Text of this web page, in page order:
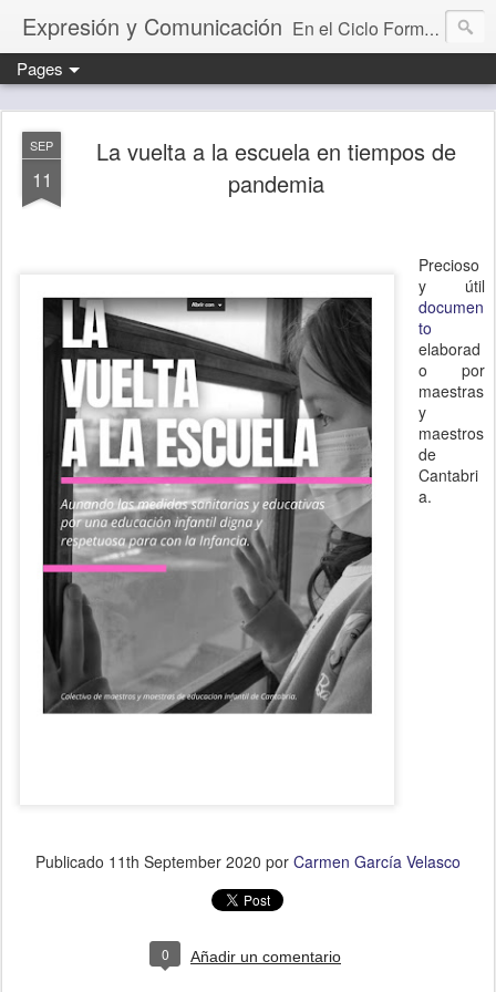
Expresión y Comunicación En el Ciclo Formativo "Educación Infantil" aprendemos a programar y evaluar situaciones de aprendizaje que desarrollan la capacidad comunicativa.
Pages
SEP
11
La vuelta a la escuela en tiempos de
pandemia
Precioso
y útil
documen
to
elaborad
o por
maestras
y
maestros
de
Cantabri
a.
Publicado 11th September 2020 por Carmen García Velasco
0 Añadir un comentario